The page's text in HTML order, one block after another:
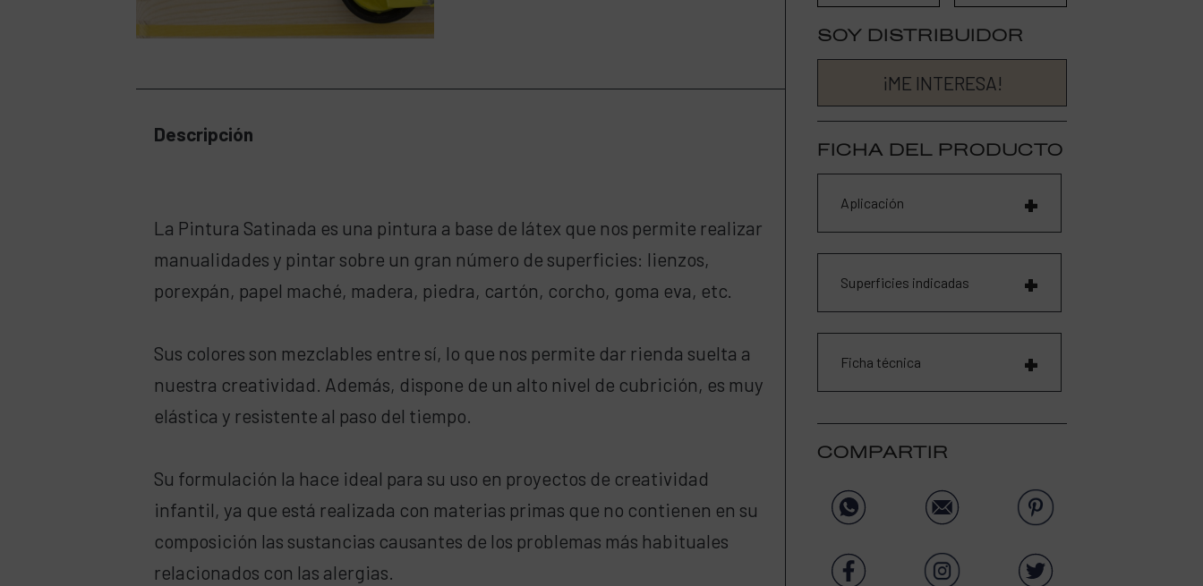
Descripción
La Pintura Satinada es una pintura a base de látex que nos permite realizar
manualidades y pintar sobre un gran número de superficies: lienzos,
porexpán, papel maché, madera, piedra, cartón, corcho, goma eva, etc.
Sus colores son mezclables entre sí, lo que nos permite dar rienda suelta a
nuestra creatividad. Además, dispone de un alto nivel de cubrición, es muy
elástica y resistente al paso del tiempo.
Su formulación la hace ideal para su uso en proyectos de creatividad
infantil, ya que está realizada con materias primas que no contienen en su
composición las sustancias causantes de los problemas más habituales
relacionados con las alergias.
SOY DISTRIBUIDOR
¡ME INTERESA!
FICHA DEL PRODUCTO
Aplicación
Superficies indicadas
Ficha técnica
COMPARTIR